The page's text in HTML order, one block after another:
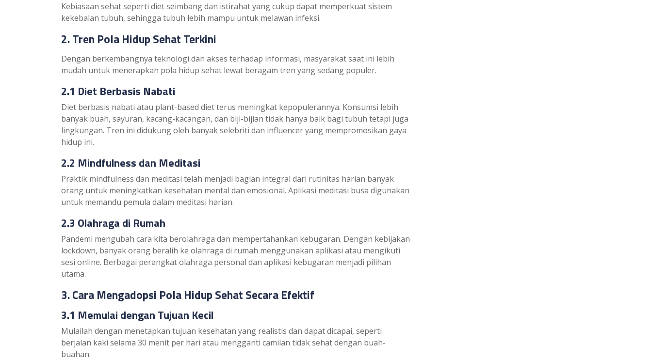
Kebiasaan sehat seperti diet seimbang dan istirahat yang cukup dapat memperkuat sistem
kekebalan tubuh, sehingga tubuh lebih mampu untuk melawan infeksi.
2. Tren Pola Hidup Sehat Terkini
Dengan berkembangnya teknologi dan akses terhadap informasi, masyarakat saat ini lebih
mudah untuk menerapkan pola hidup sehat lewat beragam tren yang sedang populer.
2.1 Diet Berbasis Nabati
Diet berbasis nabati atau plant-based diet terus meningkat kepopulerannya. Konsumsi lebih
banyak buah, sayuran, kacang-kacangan, dan biji-bijian tidak hanya baik bagi tubuh tetapi juga
lingkungan. Tren ini didukung oleh banyak selebriti dan influencer yang mempromosikan gaya
hidup ini.
2.2 Mindfulness dan Meditasi
Praktik mindfulness dan meditasi telah menjadi bagian integral dari rutinitas harian banyak
orang untuk meningkatkan kesehatan mental dan emosional. Aplikasi meditasi busa digunakan
untuk memandu pemula dalam meditasi harian.
2.3 Olahraga di Rumah
Pandemi mengubah cara kita berolahraga dan mempertahankan kebugaran. Dengan kebijakan
lockdown, banyak orang beralih ke olahraga di rumah menggunakan aplikasi atau mengikuti
sesi online. Berbagai perangkat olahraga personal dan aplikasi kebugaran menjadi pilihan
utama.
3. Cara Mengadopsi Pola Hidup Sehat Secara Efektif
3.1 Memulai dengan Tujuan Kecil
Mulailah dengan menetapkan tujuan kesehatan yang realistis dan dapat dicapai, seperti
berjalan kaki selama 30 menit per hari atau mengganti camilan tidak sehat dengan buah-
buahan.